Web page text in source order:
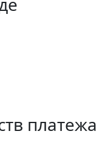
платежа